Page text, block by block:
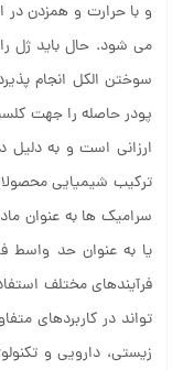
می شود. حال باید ژل
سوختن الکل انجام
پودر حاصله را جهت
ارزانی است و به دلیل
ترکیب ‏شیمیایی
یا به عنوان حد واسط
فرآیندهای مختلف
تواند در کاربردهای
زیستی، دارویی و